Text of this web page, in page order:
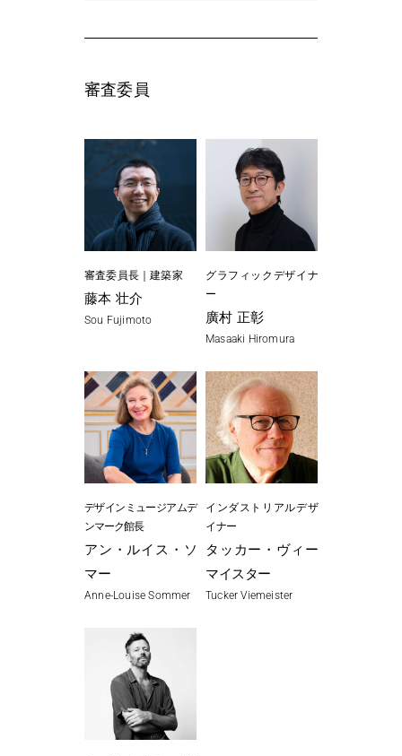
審査委員
審査委員長｜建築家
藤本 壮介
Sou Fujimoto
グラフィックデザイナ
ー
廣村 正彰
Masaaki Hiromura
デザインミュージアムデ
ンマーク館長
アン・ルイス・ソ
マー
Anne-Louise Sommer
インダストリアルデザ
イナー
タッカー・ヴィー
マイスター
Tucker Viemeister